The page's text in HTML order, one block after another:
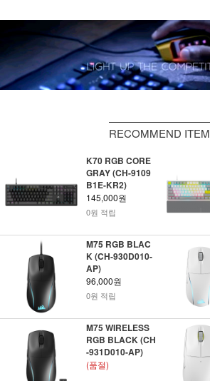
RECOMMEND ITEM
K70 RGB CORE
GRAY (CH-9109
B1E-KR2)
145,000원
0원 적립
M75 RGB BLAC
K (CH-930D010-
AP)
96,000원
0원 적립
M75 WIRELESS
RGB BLACK (CH
-931D010-AP)
(품절)